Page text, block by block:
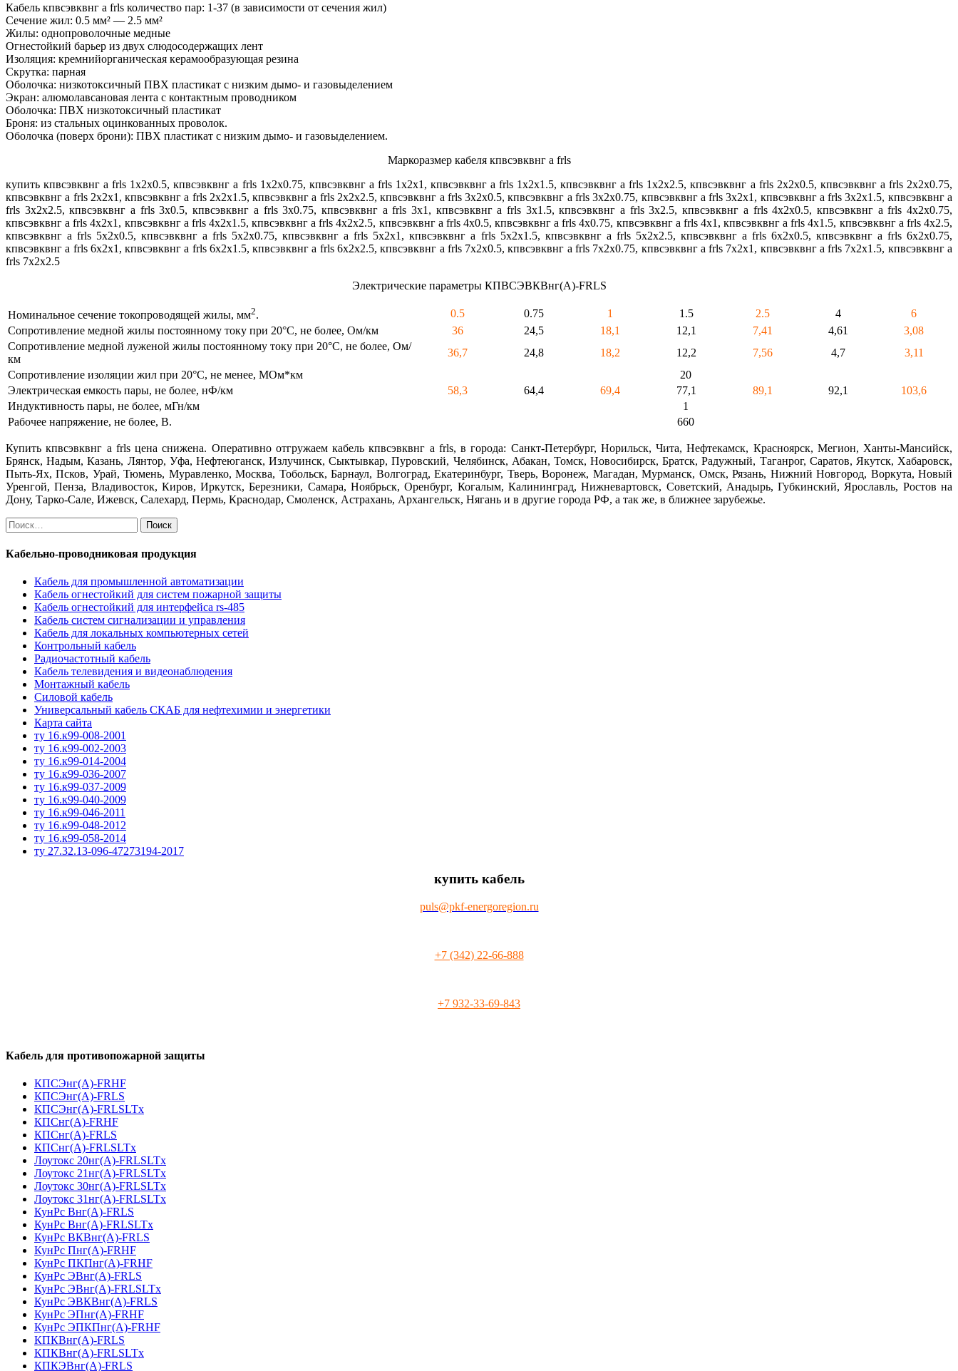
Кабель кпвсэвквнг а frls количество пар: 1-37 (в зависимости от сечения жил)
Сечение жил: 0.5 мм² — 2.5 мм²
Жилы: однопроволочные медные
Огнестойкий барьер из двух слюдосодержащих лент
Изоляция: кремнийорганическая керамообразующая резина
Скрутка: парная
Оболочка: низкотоксичный ПВХ пластикат с низким дымо- и газовыделением
Экран: алюмолавсановая лента с контактным проводником
Оболочка: ПВХ низкотоксичный пластикат
Броня: из стальных оцинкованных проволок.
Оболочка (поверх брони): ПВХ пластикат с низким дымо- и газовыделением.
Маркоразмер кабеля кпвсэвквнг а frls
купить кпвсэвквнг а frls 1х2х0.5, кпвсэвквнг а frls 1х2х0.75, кпвсэвквнг а frls 1х2х1, кпвсэвквнг а frls 1х2х1.5, кпвсэвквнг а frls 1х2х2.5, кпвсэвквнг а frls 2х2х0.5, кпвсэвквнг а frls 2х2х0.75,
кпвсэвквнг а frls 2х2х1, кпвсэвквнг а frls 2х2х1.5, кпвсэвквнг а frls 2х2х2.5, кпвсэвквнг а frls 3х2х0.5, кпвсэвквнг а frls 3х2х0.75, кпвсэвквнг а frls 3х2х1, кпвсэвквнг а frls 3х2х1.5, кпвсэвквнг а
frls 3х2х2.5, кпвсэвквнг а frls 3х0.5, кпвсэвквнг а frls 3х0.75, кпвсэвквнг а frls 3х1, кпвсэвквнг а frls 3х1.5, кпвсэвквнг а frls 3х2.5, кпвсэвквнг а frls 4х2х0.5, кпвсэвквнг а frls 4х2х0.75,
кпвсэвквнг а frls 4х2х1, кпвсэвквнг а frls 4х2х1.5, кпвсэвквнг а frls 4х2х2.5, кпвсэвквнг а frls 4х0.5, кпвсэвквнг а frls 4х0.75, кпвсэвквнг а frls 4х1, кпвсэвквнг а frls 4х1.5, кпвсэвквнг а frls 4х2.5,
кпвсэвквнг а frls 5х2х0.5, кпвсэвквнг а frls 5х2х0.75, кпвсэвквнг а frls 5х2х1, кпвсэвквнг а frls 5х2х1.5, кпвсэвквнг а frls 5х2х2.5, кпвсэвквнг а frls 6х2х0.5, кпвсэвквнг а frls 6х2х0.75,
кпвсэвквнг а frls 6х2х1, кпвсэвквнг а frls 6х2х1.5, кпвсэвквнг а frls 6х2х2.5, кпвсэвквнг а frls 7х2х0.5, кпвсэвквнг а frls 7х2х0.75, кпвсэвквнг а frls 7х2х1, кпвсэвквнг а frls 7х2х1.5, кпвсэвквнг а
frls 7х2х2.5
Электрические параметры КПВСЭВКВнг(А)-FRLS
Номинальное сечение токопроводящей жилы, мм2. 0.5 0.75 1 1.5 2.5 4
6
Сопротивление медной жилы постоянному току при 20°С, не более, Ом/км
36 24,5 18,1 12,1 7,41 4,61
3,08
Сопротивление медной луженой жилы постоянному току при 20°С, не более, Ом/
км
36,7 24,8 18,2 12,2 7,56 4,7
3,11
Сопротивление изоляции жил при 20°С, не менее, МОм*км
20
Электрическая емкость пары, не более, нФ/км
58,3 64,4 69,4 77,1 89,1 92,1
103,6
Индуктивность пары, не более, мГн/км
1
Рабочее напряжение, не более, В.
660
Купить кпвсэвквнг а frls цена снижена. Оперативно отгружаем кабель кпвсэвквнг а frls, в города: Санкт-Петербург, Норильск, Чита, Нефтекамск, Красноярск, Мегион, Ханты-Мансийск,
Брянск, Надым, Казань, Лянтор, Уфа, Нефтеюганск, Излучинск, Сыктывкар, Пуровский, Челябинск, Абакан, Томск, Новосибирск, Братск, Радужный, Таганрог, Саратов, Якутск, Хабаровск,
Пыть-Ях, Псков, Урай, Тюмень, Муравленко, Москва, Тобольск, Барнаул, Волгоград, Екатеринбург, Тверь, Воронеж, Магадан, Мурманск, Омск, Рязань, Нижний Новгород, Воркута, Новый
Уренгой, Пенза, Владивосток, Киров, Иркутск, Березники, Самара, Ноябрьск, Оренбург, Когалым, Калининград, Нижневартовск, Советский, Анадырь, Губкинский, Ярославль, Ростов на
Дону, Тарко-Сале, Ижевск, Салехард, Пермь, Краснодар, Смоленск, Астрахань, Архангельск, Нягань и в другие города РФ, а так же, в ближнее зарубежье.
Найти:
Кабельно-проводниковая продукция
Кабель для промышленной автоматизации
Кабель огнестойкий для систем пожарной защиты
Кабель огнестойкий для интерфейса rs-485
Кабель систем сигнализации и управления
Кабель для локальных компьютерных сетей
Контрольный кабель
Радиочастотный кабель
Кабель телевидения и видеонаблюдения
Монтажный кабель
Силовой кабель
Универсальный кабель СКАБ для нефтехимии и энергетики
Карта сайта
ту 16.к99-008-2001
ту 16.к99-002-2003
ту 16.к99-014-2004
ту 16.к99-036-2007
ту 16.к99-037-2009
ту 16.к99-040-2009
ту 16.к99-046-2011
ту 16.к99-048-2012
ту 16.к99-058-2014
ту 27.32.13-096-47273194-2017
купить кабель
puls@pkf-energoregion.ru
+7 (342) 22-66-888
+7 932-33-69-843
Кабель для противопожарной защиты
КПСЭнг(А)-FRHF
КПСЭнг(А)-FRLS
КПСЭнг(А)-FRLSLTx
КПСнг(А)-FRHF
КПСнг(А)-FRLS
КПСнг(А)-FRLSLTx
Лоутокс 20нг(А)-FRLSLTx
Лоутокс 21нг(А)-FRLSLTx
Лоутокс 30нг(А)-FRLSLTx
Лоутокс 31нг(А)-FRLSLTx
КунРс Внг(А)-FRLS
КунРс Внг(А)-FRLSLTx
КунРс ВКВнг(А)-FRLS
КунРс Пнг(А)-FRHF
КунРс ПКПнг(А)-FRHF
КунРс ЭВнг(А)-FRLS
КунРс ЭВнг(А)-FRLSLTx
КунРс ЭВКВнг(А)-FRLS
КунРс ЭПнг(А)-FRHF
КунРс ЭПКПнг(А)-FRHF
КПКВнг(А)-FRLS
КПКВнг(А)-FRLSLTx
КПКЭВнг(А)-FRLS